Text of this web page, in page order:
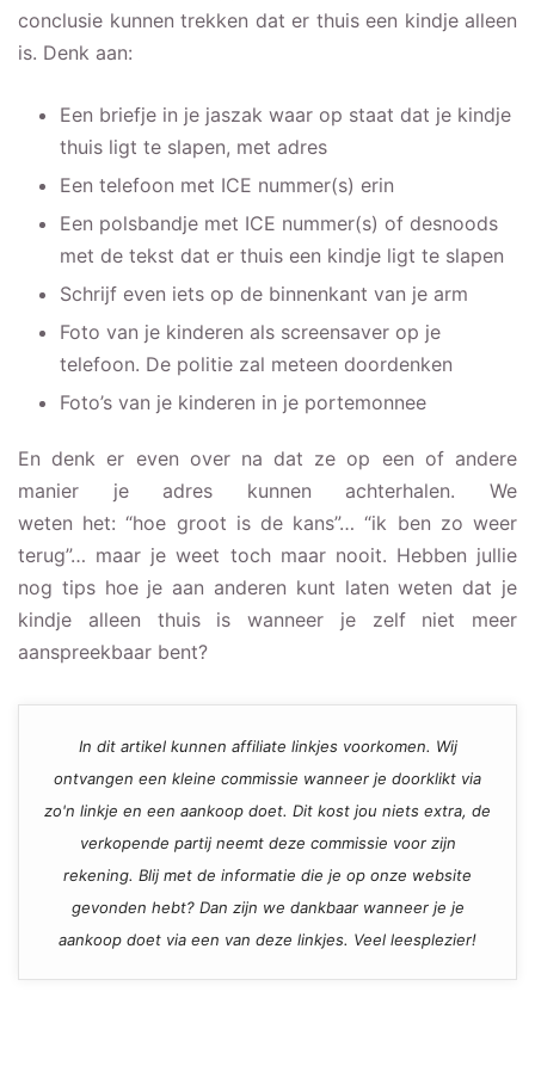
conclusie kunnen trekken dat er thuis een kindje alleen
is. Denk aan:
Een briefje in je jaszak waar op staat dat je kindje
thuis ligt te slapen, met adres
Een telefoon met ICE nummer(s) erin
Een polsbandje met ICE nummer(s) of desnoods
met de tekst dat er thuis een kindje ligt te slapen
Schrijf even iets op de binnenkant van je arm
Foto van je kinderen als screensaver op je
telefoon. De politie zal meteen doordenken
Foto’s van je kinderen in je portemonnee
En denk er even over na dat ze op een of andere
manier je adres kunnen achterhalen. We
weten het: “hoe groot is de kans”… “ik ben zo weer
terug”… maar je weet toch maar nooit. Hebben jullie
nog tips hoe je aan anderen kunt laten weten dat je
kindje alleen thuis is wanneer je zelf niet meer
aanspreekbaar bent?
In dit artikel kunnen affiliate linkjes voorkomen. Wij
ontvangen een kleine commissie wanneer je doorklikt via
zo'n linkje en een aankoop doet. Dit kost jou niets extra, de
verkopende partij neemt deze commissie voor zijn
rekening. Blij met de informatie die je op onze website
gevonden hebt? Dan zijn we dankbaar wanneer je je
aankoop doet via een van deze linkjes. Veel leesplezier!